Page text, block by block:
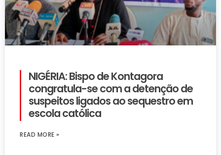
NIGÉRIA: Bispo de Kontagora
congratula-se com a detenção de
suspeitos ligados ao sequestro em
escola católica
READ MORE »